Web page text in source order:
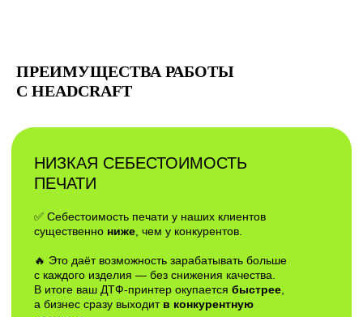
ПРЕИМУЩЕСТВА РАБОТЫ
С HEADCRAFT